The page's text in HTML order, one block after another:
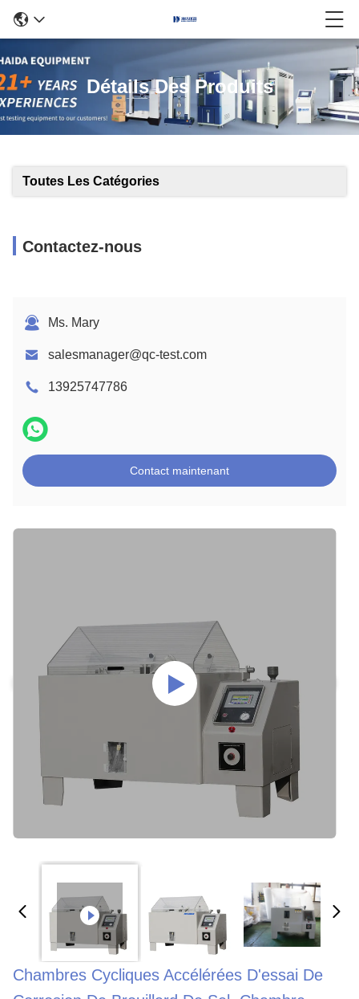
Détails Des Produits
Toutes Les Catégories
Contactez-nous
Ms. Mary
salesmanager@qc-test.com
13925747786
Contact maintenant
Chambres Cycliques Accélérées D'essai De